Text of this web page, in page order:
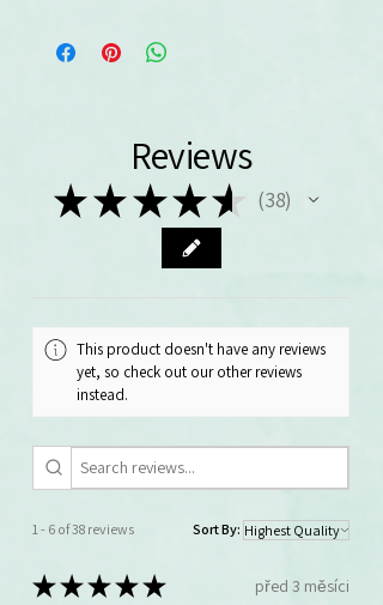
Reviews
★ ★★★★ 38
38
This product doesn't have any reviews
yet, so check out our other reviews
instead.
1 - 6 of 38 reviews Sort By:
★★★★★ před 3 měsíci